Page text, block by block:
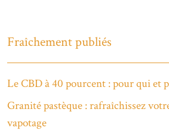
Fraîchement publiés
Le CBD à 40 pourcent : pour qui et
Granité pastèque : rafraîchissez
vapotage